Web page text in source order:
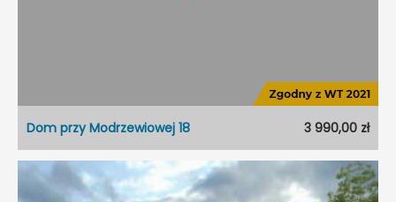
Dom przy Modrzewiowej 18 3 990,00 zł
Dom przy Modrzewiowej 18
Dostępność:
5 dni roboczych